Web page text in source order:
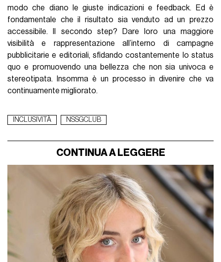
modo che diano le giuste indicazioni e feedback. Ed è
fondamentale che il risultato sia venduto ad un prezzo
accessibile. Il secondo step? Dare loro una maggiore
visibilità e rappresentazione all’interno di campagne
pubblicitarie e editoriali, sfidando costantemente lo status
quo e promuovendo una bellezza che non sia univoca e
stereotipata. Insomma è un processo in divenire che va
continuamente migliorato.
INCLUSIVITÀ NSSGCLUB
CONTINUA A LEGGERE